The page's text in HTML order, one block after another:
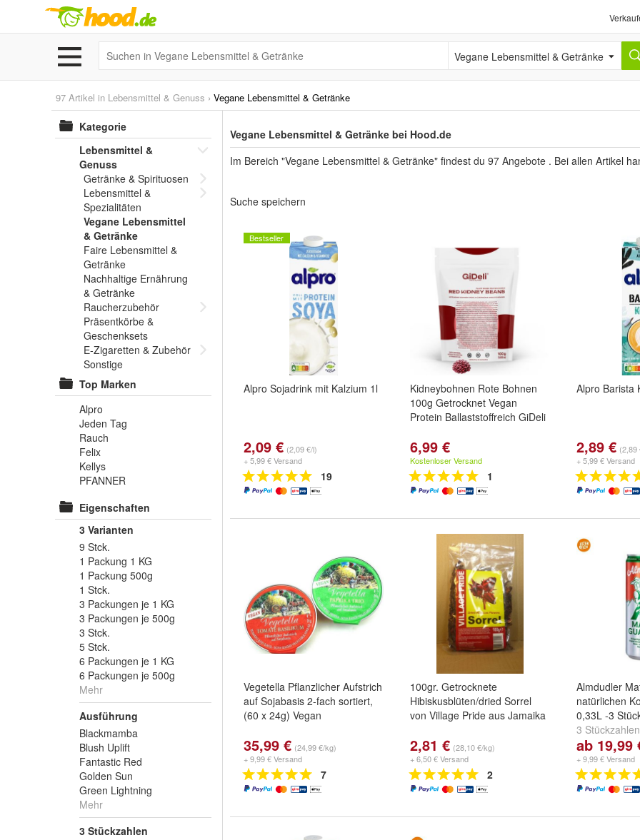
Vegane Lebensmittel & Getränke
97 Artikel in Lebensmittel & Genuss › Vegane Lebensmittel & Getränke
Kategorie
Lebensmittel &
Genuss
Getränke & Spirituosen
Lebensmittel &
Spezialitäten
Vegane Lebensmittel
& Getränke
Faire Lebensmittel &
Getränke
Nachhaltige Ernährung
& Getränke
Raucherzubehör
Präsentkörbe &
Geschenksets
E-Zigaretten & Zubehör
Sonstige
Top Marken
Alpro
Jeden Tag
Rauch
Felix
Kellys
PFANNER
Eigenschaften
3 Varianten
9 Stck.
1 Packung 1 KG
1 Packung 500g
1 Stck.
3 Packungen je 1 KG
3 Packungen je 500g
3 Stck.
5 Stck.
6 Packungen je 1 KG
6 Packungen je 500g
Mehr
Ausführung
Blackmamba
Blush Uplift
Fantastic Red
Golden Sun
Green Lightning
Mehr
3 Stückzahlen
Vegane Lebensmittel & Getränke bei Hood.de
Im Bereich "Vegane Lebensmittel & Getränke" findest du 97 Angebote . Bei allen Artikel
Suche speichern
Bestseller
Alpro Sojadrink mit Kalzium 1l
2,09 € (2,09 €/l)
+ 5,99 € Versand
19
Kidneybohnen Rote Bohnen
100g Getrocknet Vegan
Protein Ballaststoffreich GiDeli
6,99 €
Kostenloser Versand
1
Alpro Barista
2,89 € (2,89
+ 5,99 € Versand
Vegetella Pflanzlicher Aufstrich
auf Sojabasis 2-fach sortiert,
(60 x 24g) Vegan
35,99 € (24,99 €/kg)
+ 9,99 € Versand
7
100gr. Getrocknete
Hibiskusblüten/dried Sorrel
von Village Pride aus Jamaika
2,81 € (28,10 €/kg)
+ 6,50 € Versand
2
Almdudler
natürlichen
0,33L -3
3
Dosenund
ab 19,99
+ 9,99 € Versand